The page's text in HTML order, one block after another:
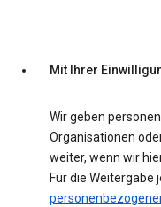
Mit Ihrer
Wir geben
Organisationen
weiter, wenn wir
Für die Weitergabe